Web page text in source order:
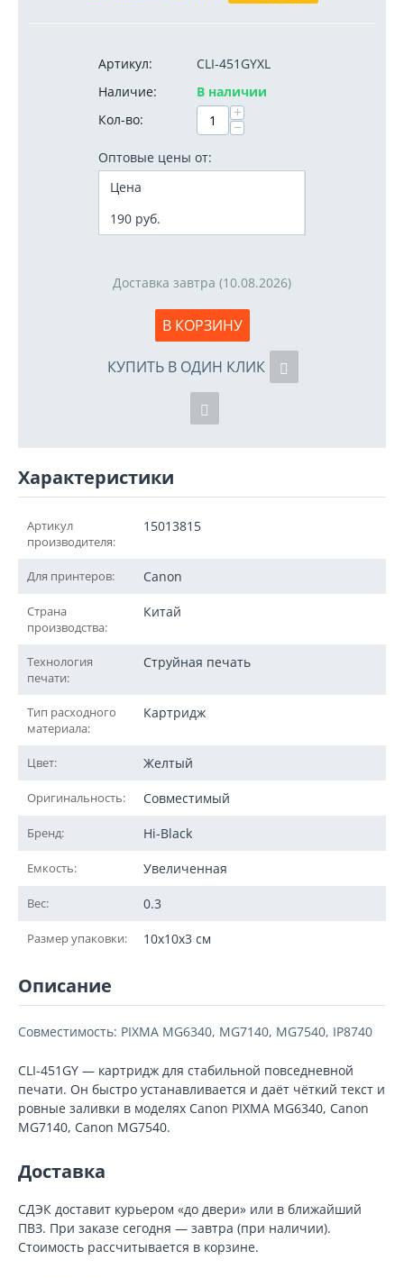
Артикул:
CLI-451GYXL
Наличие:
В наличии
Кол-во:
+
−
Оптовые цены от:
Цена
190 руб.
Доставка завтра (10.08.2026)
В КОРЗИНУ
КУПИТЬ В ОДИН КЛИК
Характеристики
Артикул
производителя:
15013815
Для принтеров: Canon
Страна
производства:
Китай
Технология
печати:
Струйная печать
Тип расходного
материала:
Картридж
Цвет: Желтый
Оригинальность: Совместимый
Бренд: Hi-Black
Емкость: Увеличенная
Вес: 0.3
Размер упаковки: 10x10x3 см
Описание
Совместимость: PIXMA MG6340, MG7140, MG7540, IP8740
CLI-451GY — картридж для стабильной повседневной
печати. Он быстро устанавливается и даёт чёткий текст и
ровные заливки в моделях Canon PIXMA MG6340, Canon
MG7140, Canon MG7540.
Доставка
СДЭК доставит курьером «до двери» или в ближайший
ПВЗ. При заказе сегодня — завтра (при наличии).
Стоимость рассчитывается в корзине.